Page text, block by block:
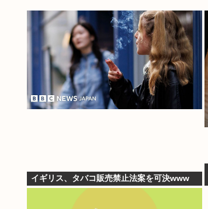
イギリス、タバコ販売禁止法案を可決www